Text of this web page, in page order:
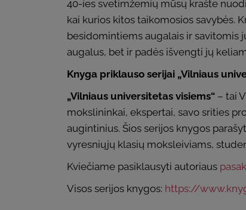
40-ies svetimžemių mūsų krašte
kai kurios kitos taikomosios savybės.
besidomintiems augalais ir savitomis
augalus, bet ir padės išvengti jų
Knyga priklauso serijai „Vilniaus
„Vilniaus universitetas visiems“ – tai
mokslininkai, ekspertai, savo srities
augintinius. Šios serijos knygos
vyresniųjų klasių moksleiviams,
Kviečiame pasiklausyti autoriaus
Visos serijos knygos: https://